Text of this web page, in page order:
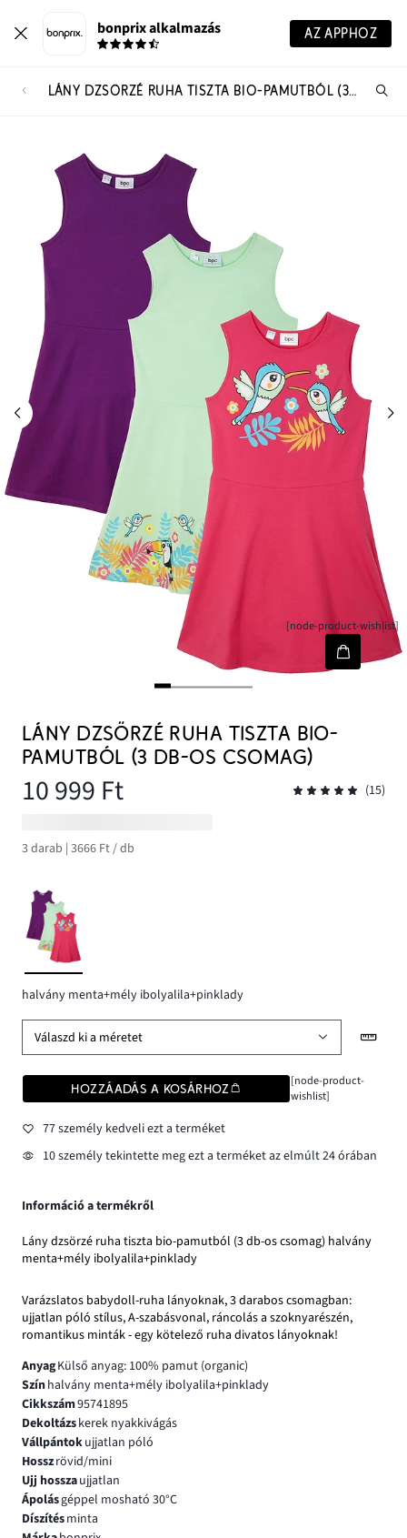
bonprix alkalmazás AZ APPHOZ
LÁNY DZSÖRZÉ RUHA TISZTA BIO-PAMUTBÓL (3 DB-OS CSOMAG)
[node-product-wishlist]
LÁNY DZSÖRZÉ RUHA TISZTA BIO-
PAMUTBÓL (3 DB-OS CSOMAG)
10 999 Ft (15)
3 darab | 3666 Ft / db
halvány menta+mély ibolyalila+pinklady
Válaszd ki a méretet
HOZZÁADÁS A KOSÁRHOZ
[node-product-
wishlist]
77 személy kedveli ezt a terméket
10 személy tekintette meg ezt a terméket az elmúlt 24 órában
Információ a termékről
Lány dzsörzé ruha tiszta bio-pamutból (3 db-os csomag) halvány
menta+mély ibolyalila+pinklady
Varázslatos babydoll-ruha lányoknak, 3 darabos csomagban:
ujjatlan póló stílus, A-szabásvonal, ráncolás a szoknyarészén,
romantikus minták - egy kötelező ruha divatos lányoknak!
AnyagKülső anyag: 100% pamut (organic)
Színhalvány menta+mély ibolyalila+pinklady
Cikkszám95741895
Dekoltázskerek nyakkivágás
Vállpántokujjatlan póló
Hosszrövid/mini
Ujj hosszaujjatlan
Ápolásgéppel mosható 30°C
Díszítésminta